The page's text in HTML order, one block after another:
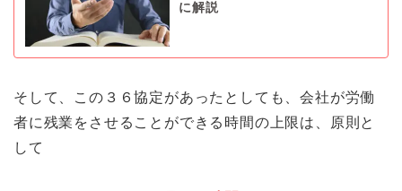
に解説
そして、この３６協定があったとしても、会社が労働
者に残業をさせることができる時間の上限は、原則と
して